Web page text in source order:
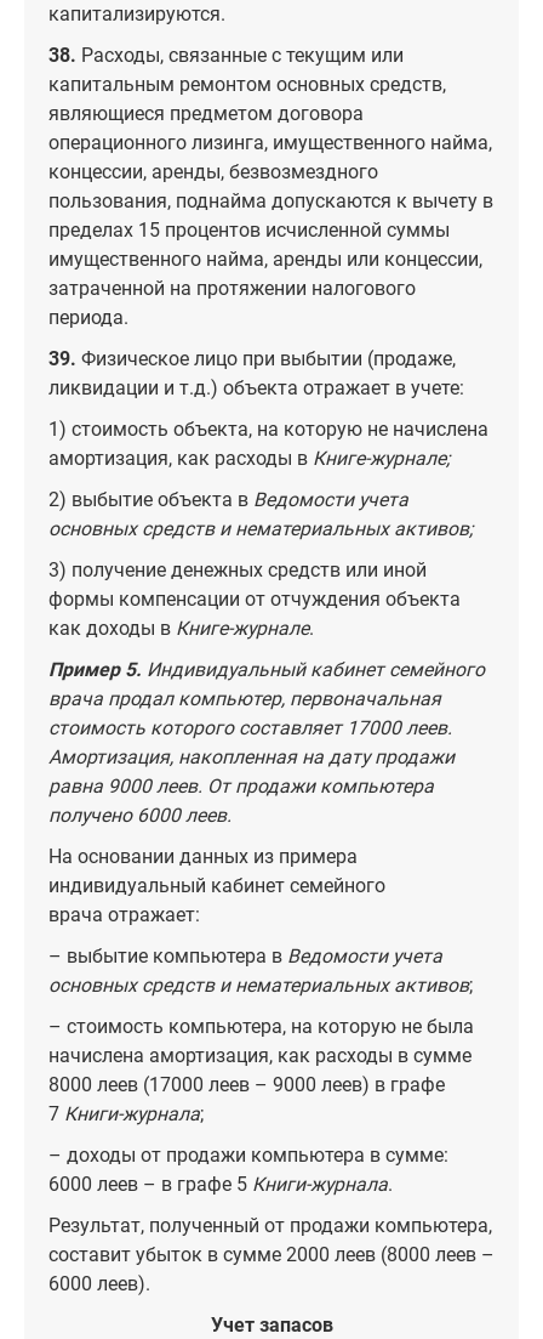
капитализируются.
38. Расходы, связанные с текущим или
капитальным ремонтом основных средств,
являющиеся предметом договора
операционного лизинга, имущественного найма,
концессии, аренды, безвозмездного
пользования, поднайма допускаются к вычету в
пределах 15 процентов исчисленной суммы
имущественного найма, аренды или концессии,
затраченной на протяжении налогового
периода.
39. Физическое лицо при выбытии (продаже,
ликвидации и т.д.) объекта отражает в учете:
1) стоимость объекта, на которую не начислена
амортизация, как расходы в Книге-журнале;
2) выбытие объекта в Ведомости учета
основных средств и нематериальных активов;
3) получение денежных средств или иной
формы компенсации от отчуждения объекта
как доходы в Книге-журнале.
Пример 5. Индивидуальный кабинет семейного
врача продал компьютер, первоначальная
стоимость которого составляет 17000 леев.
Амортизация, накопленная на дату продажи
равна 9000 леев. От продажи компьютера
получено 6000 леев.
На основании данных из примера
индивидуальный кабинет семейного
врача отражает:
– выбытие компьютера в Ведомости учета
основных средств и нематериальных активов;
– стоимость компьютера, на которую не была
начислена амортизация, как расходы в сумме
8000 леев (17000 леев – 9000 леев) в графе
7 Книги-журнала;
– доходы от продажи компьютера в сумме:
6000 леев – в графе 5 Книги-журнала.
Результат, полученный от продажи компьютера,
составит убыток в сумме 2000 леев (8000 леев –
6000 леев).
Учет запасов